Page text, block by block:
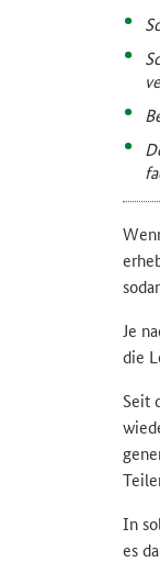
Je
die
Seit
In
es